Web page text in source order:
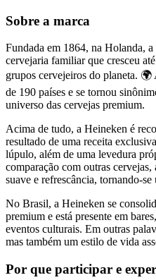
Sobre a marca
Fundada em 1864, na Holanda,
cervejaria familiar que cresceu
grupos cervejeiros do planeta. 🌍
de 190 países e se tornou
universo das cervejas premium.
Acima de tudo, a Heineken é
resultado de uma receita
lúpulo, além de uma levedura
comparação com outras
suave e refrescância, tornando-
No Brasil, a Heineken se
premium e está presente em
eventos culturais. Em outras
mas também um estilo de vida
Por que participar e